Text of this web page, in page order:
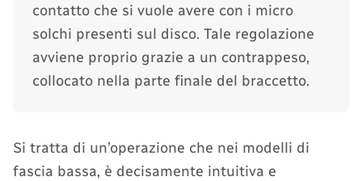
contatto che si vuole avere con i micro
solchi presenti sul disco. Tale regolazione
avviene proprio grazie a un contrappeso,
collocato nella parte finale del braccetto.
Si tratta di un’operazione che nei modelli di
fascia bassa, è decisamente intuitiva e